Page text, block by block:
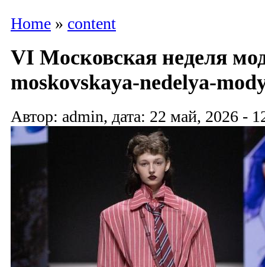
Home » content
VI Московская неделя
moskovskaya-nedelya-
Автор: admin, дата: 22 май, 2026 -